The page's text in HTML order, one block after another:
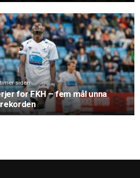
siden
for FKH – fem mål unna